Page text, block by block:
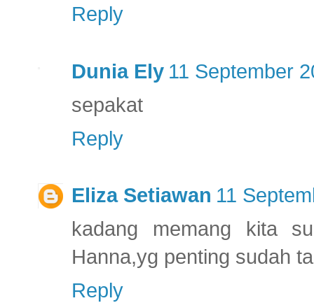
Reply
Dunia Ely 11 September
sepakat
Reply
Eliza Setiawan 11
kadang memang kita
Hanna,yg penting sudah
Reply